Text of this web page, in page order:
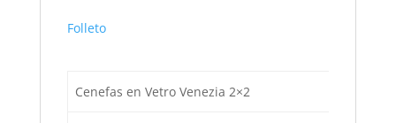
Folleto
Cenefas en Vetro Venezia 2×2